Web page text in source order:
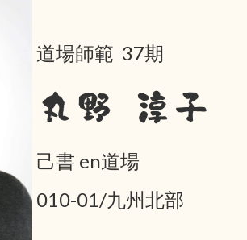
道場師範 37期
丸野 淳子
己書 en道場
010-01/九州北部